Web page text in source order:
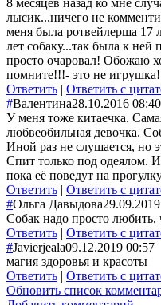
лысик...ничего не
меня была ротвейлерша 17
лет собаку...так была к
просто очаровал! Обожаю
помните!!!- это не
Ответить | Ответить с
#Валентина28.10.2016 08:40
У меня тоже китаечка.
любвеобильная девочка.
Иной раз не слушается, но
Спит только под одеялом.
пока её поведут на
Ответить | Ответить с
#Ольга Давыдова
Собак надо просто любить,
Ответить | Ответить с
#Javierjeala09.12.2019 00:57
магия здоровья и красоты
Ответить | Ответить с
Обновить список